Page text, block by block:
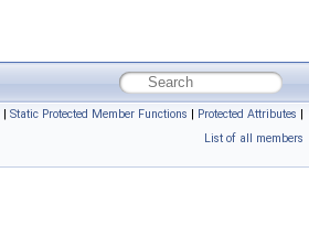
| Static Protected Member Functions | Protected Attributes |
List of all members